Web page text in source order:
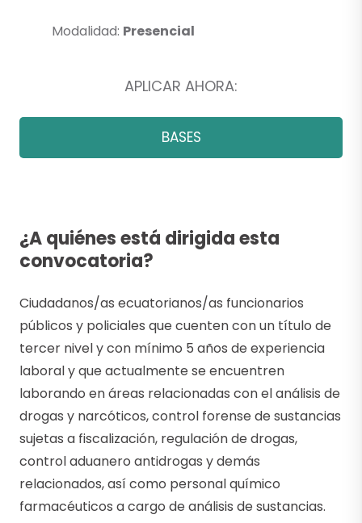
Modalidad: Presencial
APLICAR AHORA:
BASES
¿A quiénes está dirigida esta
convocatoria?
Ciudadanos/as ecuatorianos/as funcionarios
públicos y policiales que cuenten con un título de
tercer nivel y con mínimo 5 años de experiencia
laboral y que actualmente se encuentren
laborando en áreas relacionadas con el análisis de
drogas y narcóticos, control forense de sustancias
sujetas a fiscalización, regulación de drogas,
control aduanero antidrogas y demás
relacionados, así como personal químico
farmacéuticos a cargo de análisis de sustancias.